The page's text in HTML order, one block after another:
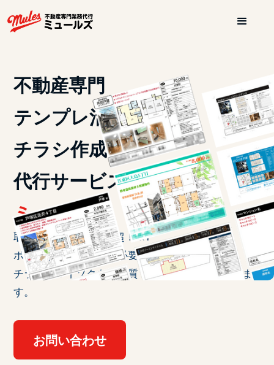
不動産専門
テンプレ活用型
チラシ作成
代行サービス
ミュールズ
取引実績は2000店舗超！※1
ポスティングや営業に必要な
チラシ・マイソクを高品質・低価格で作成いたしま
す。
お問い合わせ